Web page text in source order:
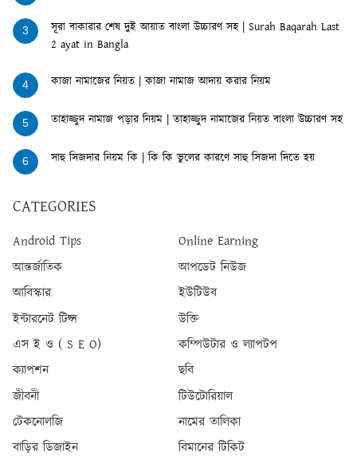
3
সূরা বাকারার শেষ দুই আয়াত বাংলা উচ্চারণ সহ | Surah Baqarah Last
2 ayat in Bangla
4 কাজা নামাজের নিয়ত | কাজা নামাজ আদায় করার নিয়ম
5 তাহাজ্জুদ নামাজ পড়ার নিয়ম | তাহাজ্জুদ নামাজের নিয়ত বাংলা উচ্চারণ সহ
6 সাহু সিজদার নিয়ম কি | কি কি ভুলের কারণে সাহু সিজদা দিতে হয়
CATEGORIES
Android Tips
Online Earning
আন্তর্জাতিক
আপডেট নিউজ
আবিস্কার
ইউটিউব
ইন্টারনেট টিপ্স
উক্তি
এস ই ও ( S E O)
কম্পিউটার ও ল্যাপটপ
ক্যাপশন
ছবি
জীবনী
টিউটোরিয়াল
টেকনোলজি
নামের তালিকা
বাড়ির ডিজাইন
বিমানের টিকিট